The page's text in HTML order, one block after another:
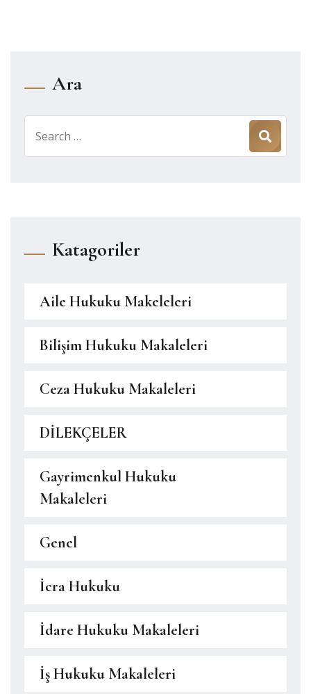
Ara
for:
Katagoriler
Aile Hukuku Makeleleri
Bilişim Hukuku Makaleleri
Ceza Hukuku Makaleleri
DİLEKÇELER
Gayrimenkul Hukuku
Makaleleri
Genel
İcra Hukuku
İdare Hukuku Makaleleri
İş Hukuku Makaleleri